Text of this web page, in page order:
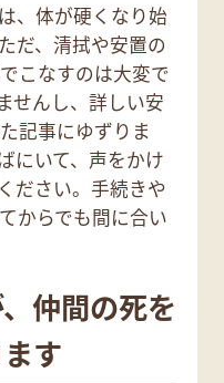
、体が硬くなり始
だ、清拭や安置の
こなすのは大変で
せんし、詳しい安
記事にゆずりま
にいて、声をかけ
ださい。手続きや
からでも間に合い
仲間の死を
す